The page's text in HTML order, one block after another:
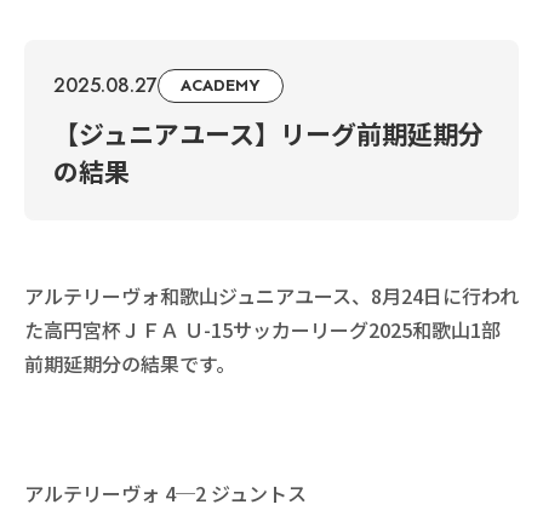
2025.08.27 ACADEMY
【ジュニアユース】リーグ前期延期分
の結果
アルテリーヴォ和歌山ジュニアユース、8月24日に行われ
た高円宮杯ＪＦＡ Ｕ-15サッカーリーグ2025和歌山1部
前期延期分の結果です。
アルテリーヴォ 4─2 ジュントス